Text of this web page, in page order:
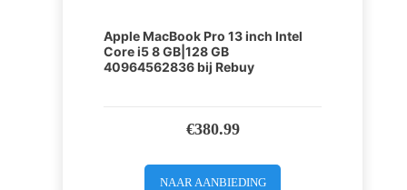
Apple MacBook Pro 13 inch Intel
Core i5 8 GB|128 GB
40964562836 bij Rebuy
€380.99
NAAR AANBIEDING